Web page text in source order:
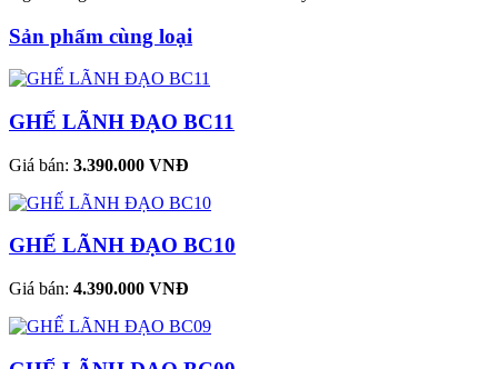
Sản phẩm cùng loại
GHẾ LÃNH ĐẠO BC11
Giá bán: 3.390.000 VNĐ
GHẾ LÃNH ĐẠO BC10
Giá bán: 4.390.000 VNĐ